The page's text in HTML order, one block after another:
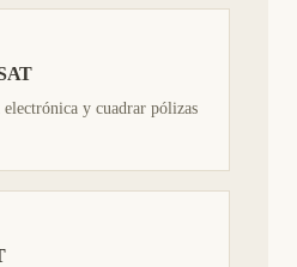
y cuadrar pólizas